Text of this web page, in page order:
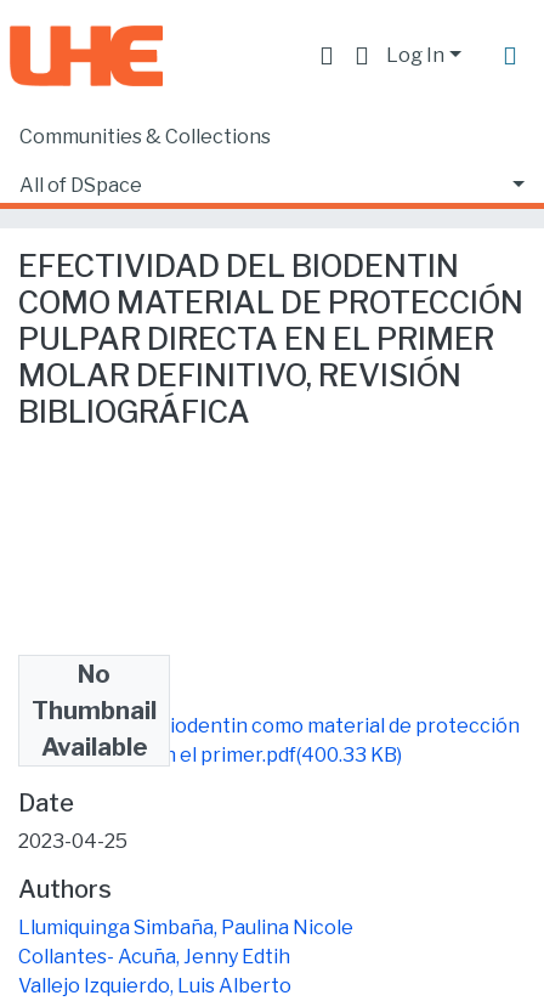
Log In
Communities & Collections
All of DSpace
Home
EFECTIVIDAD DEL BIODENTIN COMO MATERIAL DE PROTECCIÓN PULPAR DIRECTA EN EL PRIMER MOLAR DEFINITIVO, REVISIÓN BIBLIOGRÁFICA
EFECTIVIDAD DEL BIODENTIN
COMO MATERIAL DE PROTECCIÓN
PULPAR DIRECTA EN EL PRIMER
MOLAR DEFINITIVO, REVISIÓN
BIBLIOGRÁFICA
No
Thumbnail
Available
Efectividad del biodentin como material de protección
pulpar directa en el primer.pdf(400.33 KB)
Date
2023-04-25
Authors
Llumiquinga Simbaña, Paulina Nicole
Collantes- Acuña, Jenny Edtih
Vallejo Izquierdo, Luis Alberto